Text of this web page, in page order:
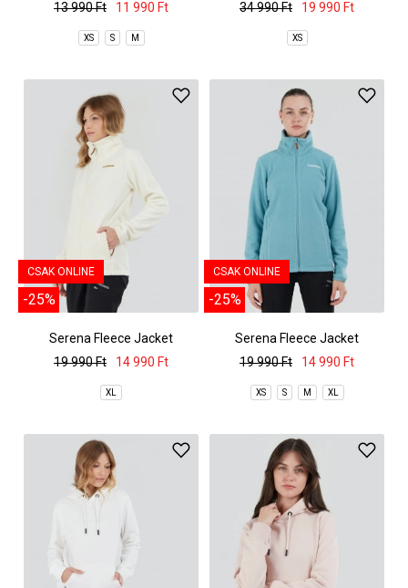
13 990 Ft 11 990 Ft
XS S M
34 990 Ft 19 990 Ft
XS
CSAK ONLINE
-25%
Serena Fleece Jacket
19 990 Ft
14 990 Ft
XL
CSAK ONLINE
-25%
Serena Fleece Jacket
19 990 Ft
14 990 Ft
XS S M XL